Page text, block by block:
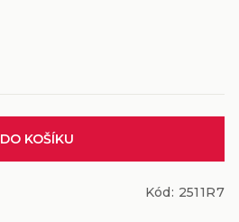
DO KOŠÍKU
Kód: 2511R7